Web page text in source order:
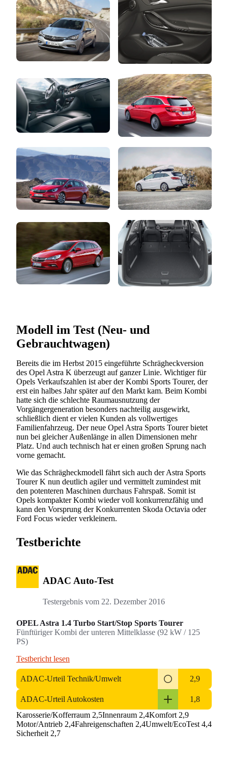
Modell im Test (Neu- und
Gebrauchtwagen)
Bereits die im Herbst 2015 eingeführte Schrägheckversion
des Opel Astra K überzeugt auf ganzer Linie. Wichtiger für
Opels Verkaufszahlen ist aber der Kombi Sports Tourer, der
erst ein halbes Jahr später auf den Markt kam. Beim Kombi
hatte sich die schlechte Raumausnutzung der
Vorgängergeneration besonders nachteilig ausgewirkt,
schließlich dient er vielen Kunden als vollwertiges
Familienfahrzeug. Der neue Opel Astra Sports Tourer bietet
nun bei gleicher Außenlänge in allen Dimensionen mehr
Platz. Und auch technisch hat er einen großen Sprung nach
vorne gemacht.
Wie das Schrägheckmodell fährt sich auch der Astra Sports
Tourer K nun deutlich agiler und vermittelt zumindest mit
den potenteren Maschinen durchaus Fahrspaß. Somit ist
Opels kompakter Kombi wieder voll konkurrenzfähig und
kann den Vorsprung der Konkurrenten Skoda Octavia oder
Ford Focus wieder verkleinern.
Testberichte
ADAC Auto-Test
Testergebnis vom 22. Dezember 2016
OPEL Astra 1.4 Turbo Start/Stop Sports Tourer
Fünftüriger Kombi der unteren Mittelklasse (92 kW / 125
PS)
Testbericht lesen
ADAC-Urteil Technik/Umwelt 2,9
ADAC-Urteil Autokosten
1,8
Karosserie/Kofferraum 2,5Innenraum 2,4Komfort 2,9
Motor/Antrieb 2,4Fahreigenschaften 2,4Umwelt/EcoTest 4,4
Sicherheit 2,7